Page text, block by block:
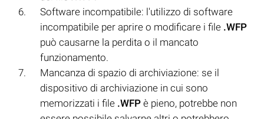
Software incompatibile: l'utilizzo di software
incompatibile per aprire o modificare i file .WFP
può causarne la perdita o il mancato
funzionamento.
Mancanza di spazio di archiviazione: se il
dispositivo di archiviazione in cui sono
memorizzati i file .WFP è pieno, potrebbe non